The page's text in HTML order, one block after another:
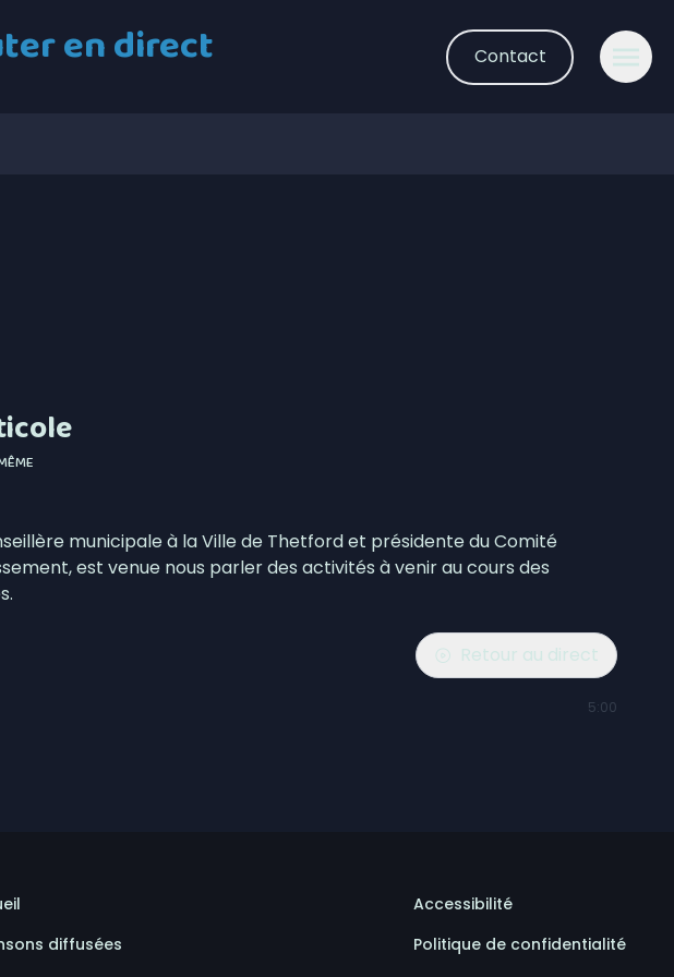
en direct Contact
et le
climat
de
et au Connectif
municipale à la Ville de Thetford et présidente du Comité
est venue nous parler des activités à venir au cours des
Retour au direct
5:00
diffusées
Accessibilité
Politique de confidentialité